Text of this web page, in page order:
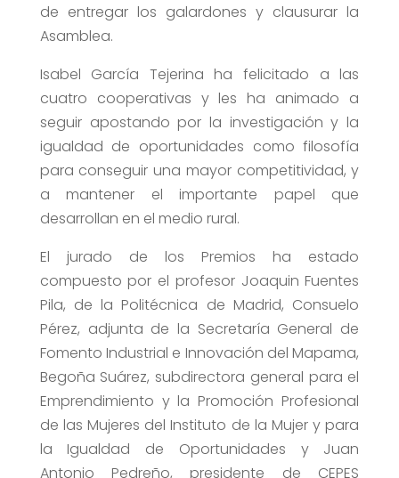
de entregar los galardones y clausurar la
Asamblea.
Isabel García Tejerina ha felicitado a las
cuatro cooperativas y les ha animado a
seguir apostando por la investigación y la
igualdad de oportunidades como filosofía
para conseguir una mayor competitividad, y
a mantener el importante papel que
desarrollan en el medio rural.
El jurado de los Premios ha estado
compuesto por el profesor Joaquin Fuentes
Pila, de la Politécnica de Madrid, Consuelo
Pérez, adjunta de la Secretaría General de
Fomento Industrial e Innovación del Mapama,
Begoña Suárez, subdirectora general para el
Emprendimiento y la Promoción Profesional
de las Mujeres del Instituto de la Mujer y para
la Igualdad de Oportunidades y Juan
Antonio Pedreño, presidente de CEPES